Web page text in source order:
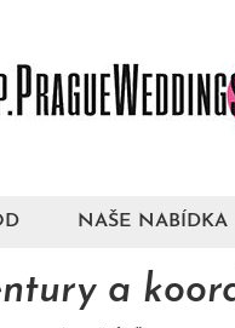
NAŠE NABÍDKA
a